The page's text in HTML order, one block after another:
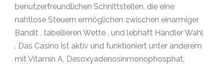
benutzerfreundlichen Schnittstellen, die eine
nahtlose Steuern ermöglichen zwischen einarmiger
Bandit , tabellieren Wette , und lebhaft Händler Wahl
. Das Casino ist aktiv und funktioniert unter anderem
mit Vitamin A, Desoxyadenosinmonophosphat,